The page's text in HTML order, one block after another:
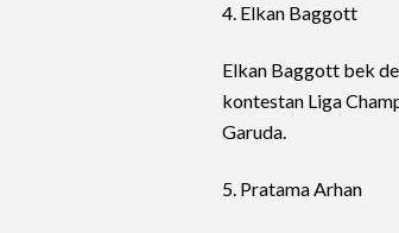
4. Elkan Baggott
Elkan Baggott bek
kontestan Liga
Garuda.
5. Pratama Arhan